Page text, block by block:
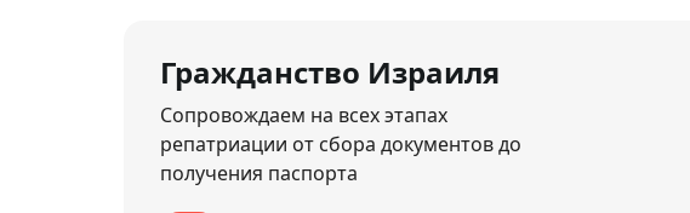
Гражданство Израиля
Сопровождаем на всех этапах
репатриации от сбора документов до
получения паспорта